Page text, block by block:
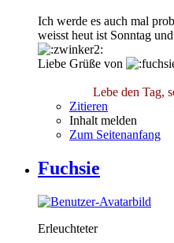
Ich werde es auch mal
weisst heut ist Sonntag
Liebe Grüße von
Lebe den Tag,
Zitieren
Inhalt melden
Zum Seitenanfang
Fuchsie
Erleuchteter